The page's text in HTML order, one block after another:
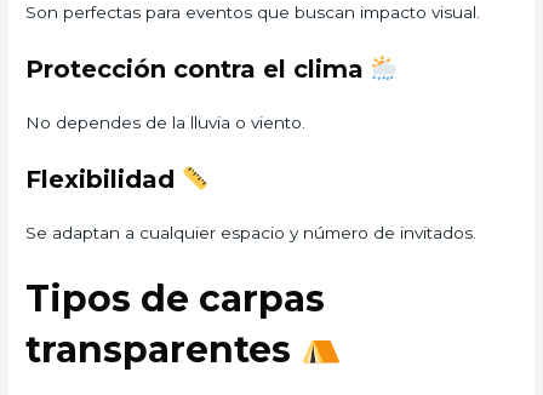
Son perfectas para eventos que buscan impacto visual.
Protección contra el clima
No dependes de la lluvia o viento.
Flexibilidad
Se adaptan a cualquier espacio y número de invitados.
Tipos de carpas
transparentes